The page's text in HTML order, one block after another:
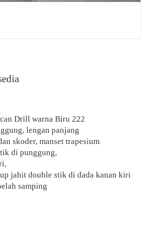
Drill warna Biru 222
lengan panjang
skoder, manset trapesium
di punggung,
jahit double stik di dada kanan kiri
samping